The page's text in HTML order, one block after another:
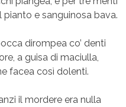
pianto e sanguinosa bava.
dirompea co’ denti
a guisa di maciulla,
facea così dolenti.
il mordere era nulla